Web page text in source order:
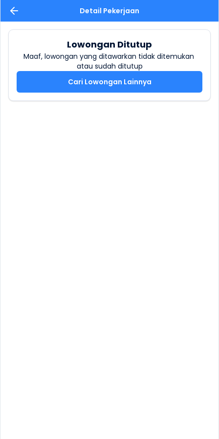
Detail Pekerjaan
Lowongan Ditutup
Maaf, lowongan yang ditawarkan tidak ditemukan
atau sudah ditutup
Cari Lowongan Lainnya